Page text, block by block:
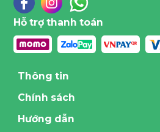
Hỗ trợ thanh toán
Thông tin
Chính sách
Hướng dẫn